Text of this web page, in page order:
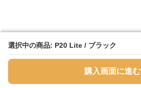
選択中の商品: P20 Lite / ブラック
購入画面に進む
選択中の商品: P20 Lite / ブラック
購入画面に進む